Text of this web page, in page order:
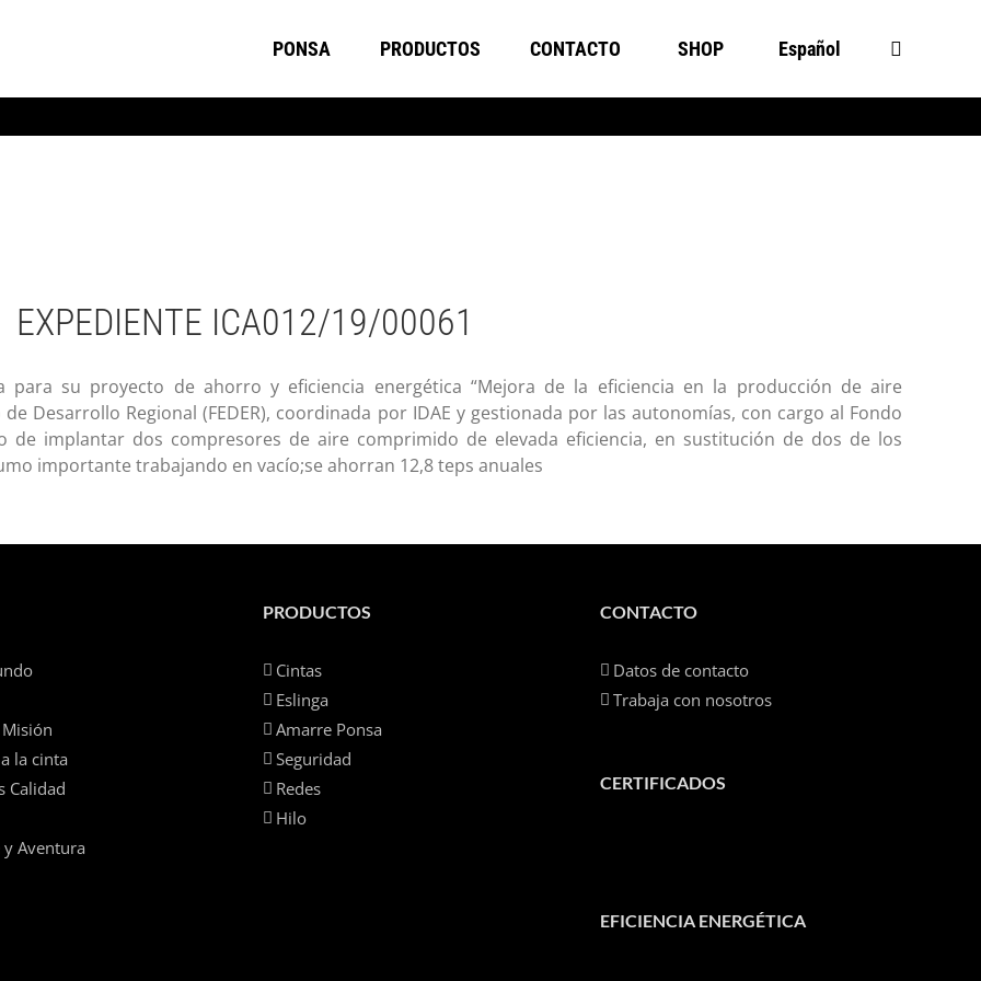
PONSA PRODUCTOS CONTACTO SHOP Español
EXPEDIENTE ICA012/19/00061
para su proyecto de ahorro y eficiencia energética “Mejora de la eficiencia en la producción de aire
Desarrollo Regional (FEDER), coordinada por IDAE y gestionada por las autonomías, con cargo al Fondo
de implantar dos compresores de aire comprimido de elevada eficiencia, en sustitución de dos de los
importante trabajando en vacío;se ahorran 12,8 teps anuales
la cinta
Calidad
Aventura
PRODUCTOS
Cintas
Eslinga
Amarre Ponsa
Seguridad
Redes
Hilo
CONTACTO
Datos de contacto
Trabaja con nosotros
CERTIFICADOS
EFICIENCIA ENERGÉTICA